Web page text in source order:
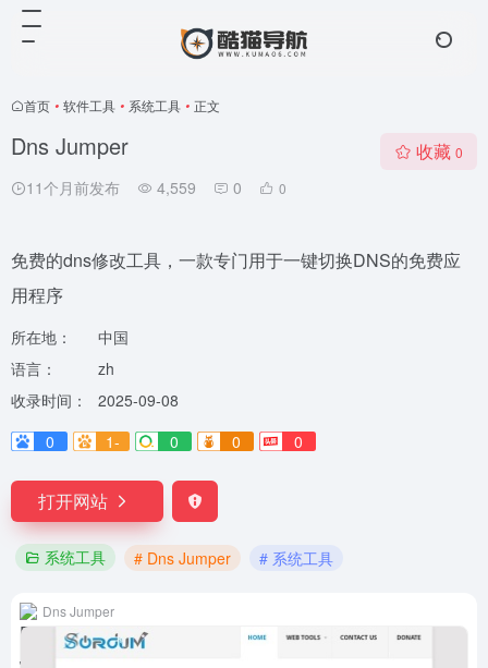
首页 • 软件工具 • 系统工具 • 正文
Dns Jumper
11个月前发布 4,559 0 0
收藏 0
免费的dns修改工具，一款专门用于一键切换DNS的免费应
用程序
所在地：
中国
语言：
zh
收录时间：
2025-09-08
0
1- 0 0 0
打开网站
系统工具 # Dns Jumper # 系统工具
Dns Jumper